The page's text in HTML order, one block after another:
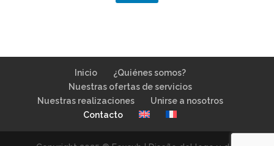
Inicio
¿Quiénes somos?
Nuestras ofertas de servicios
Nuestras realizaciones
Unirse a nosotros
Contacto